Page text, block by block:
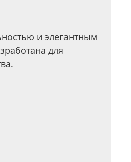
и элегантным
для